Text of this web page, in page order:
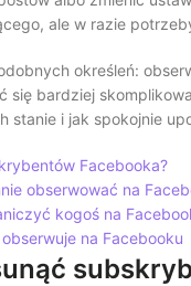
ale w razie
określeń:
się bardziej
stanie i jak spokojnie
Facebooka?
obserwować na
kogoś na
na Facebooku